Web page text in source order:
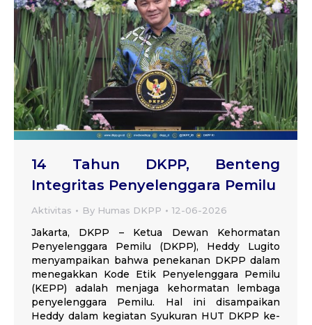
14 Tahun DKPP, Benteng
Integritas Penyelenggara Pemilu
Aktivitas By Humas DKPP 12-06-2026
Jakarta, DKPP – Ketua Dewan Kehormatan
Penyelenggara Pemilu (DKPP), Heddy Lugito
menyampaikan bahwa penekanan DKPP dalam
menegakkan Kode Etik Penyelenggara Pemilu
(KEPP) adalah menjaga kehormatan lembaga
penyelenggara Pemilu. Hal ini disampaikan
Heddy dalam kegiatan Syukuran HUT DKPP ke-